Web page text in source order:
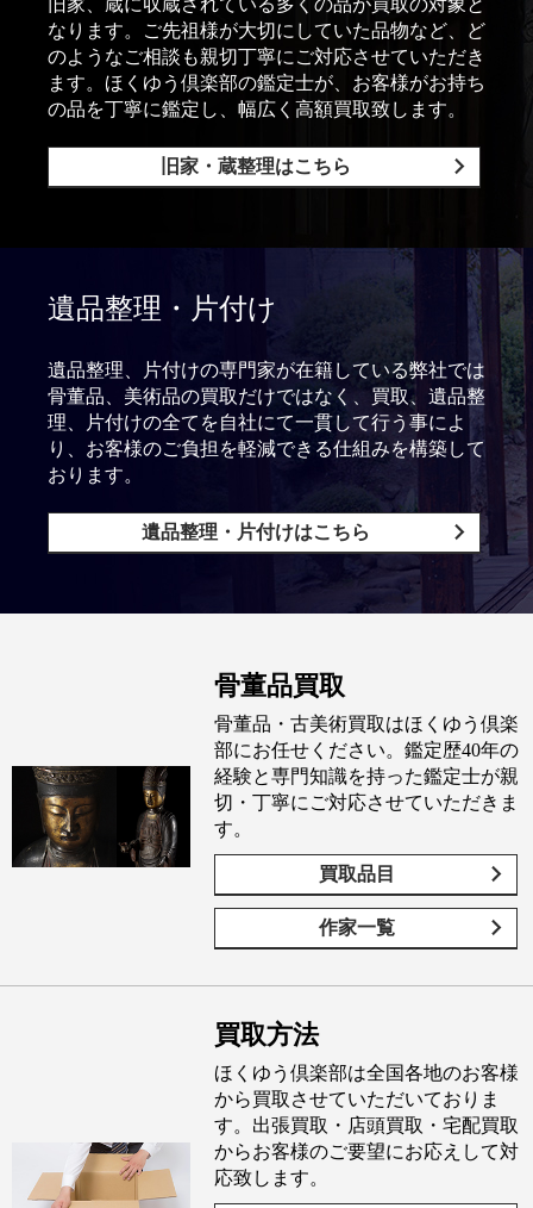
なります。ご先祖様が大切にしていた品物など、ど
のようなご相談も親切丁寧にご対応させていただき
ます。ほくゆう倶楽部の鑑定士が、お客様がお持ち
の品を丁寧に鑑定し、幅広く高額買取致します。
旧家・蔵整理はこちら
遺品整理・片付け
遺品整理、片付けの専門家が在籍している弊社では
骨董品、美術品の買取だけではなく、買取、遺品整
理、片付けの全てを自社にて一貫して行う事によ
り、お客様のご負担を軽減できる仕組みを構築して
おります。
遺品整理・片付けはこちら
骨董品買取
骨董品・古美術買取はほくゆう倶楽
部にお任せください。鑑定歴40年の
経験と専門知識を持った鑑定士が親
切・丁寧にご対応させていただきま
す。
買取品目
作家一覧
買取方法
ほくゆう倶楽部は全国各地のお客様
から買取させていただいておりま
す。出張買取・店頭買取・宅配買取
からお客様のご要望にお応えして対
応致します。